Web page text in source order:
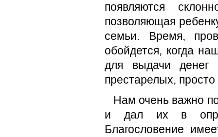
появляются
позволяющая
семьи. Время,
обойдется, когда
для выдачи
престарелых,
Нам очень важно
и дал их в
Благословение